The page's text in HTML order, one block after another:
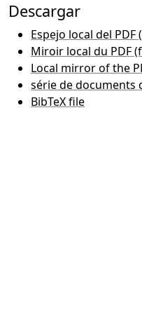
Descargar
Espejo local del PDF
Miroir local du PDF
Local mirror of the
série de documents
BibTeX file